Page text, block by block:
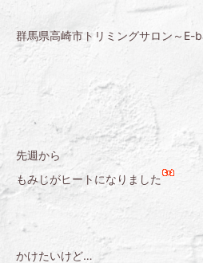
群馬県高崎市トリミングサロン～E-
先週から
もみじがヒートになりました
かけたいけど…